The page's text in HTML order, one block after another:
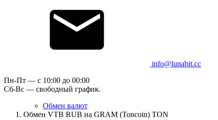
info@lunabit.cc
Пн-Пт — c 10:00 до 00:00
Сб-Вс — свободный график.
Обмен валют
Обмен VTB RUB на GRAM (Toncoin) TON